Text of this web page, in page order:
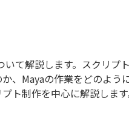
いて解説します。スクリ
、Mayaの作業をどのよ
ト制作を中心に解説しま